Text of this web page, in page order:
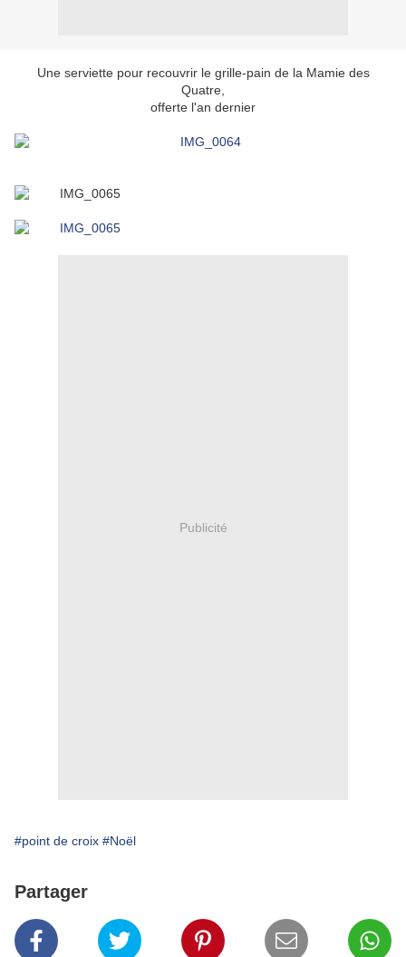
Une serviette pour recouvrir le grille-pain de la Mamie des
Quatre,
offerte l'an dernier
Publicité
#point de croix #Noël
Partager